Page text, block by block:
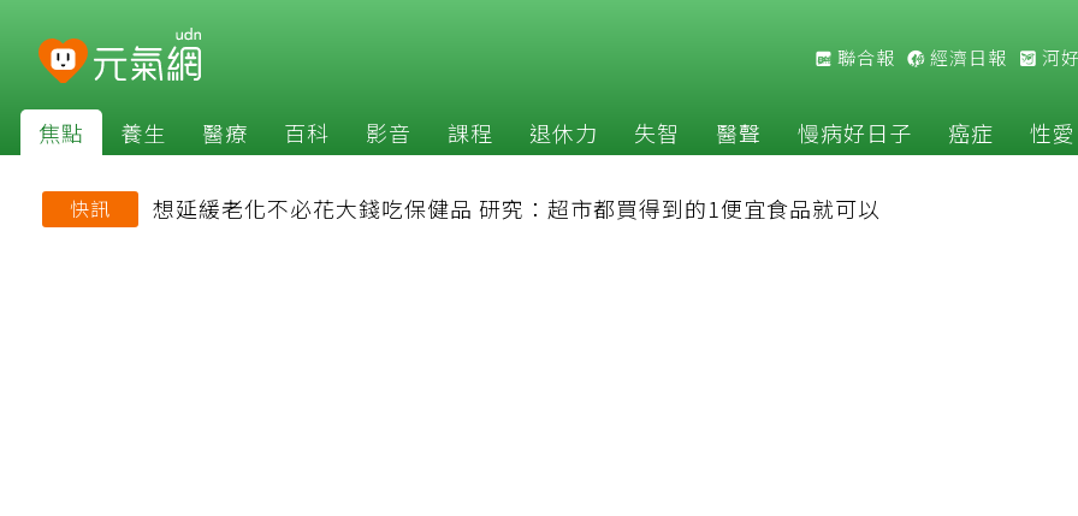
聯合報 經濟日報 河
焦點 養生 醫療 百科 影音 課程 退休力 失智 醫聲 慢病好日子 癌症 性愛
快訊 想延緩老化不必花大錢吃保健品 研究：超市都買得到的1便宜食品就可以